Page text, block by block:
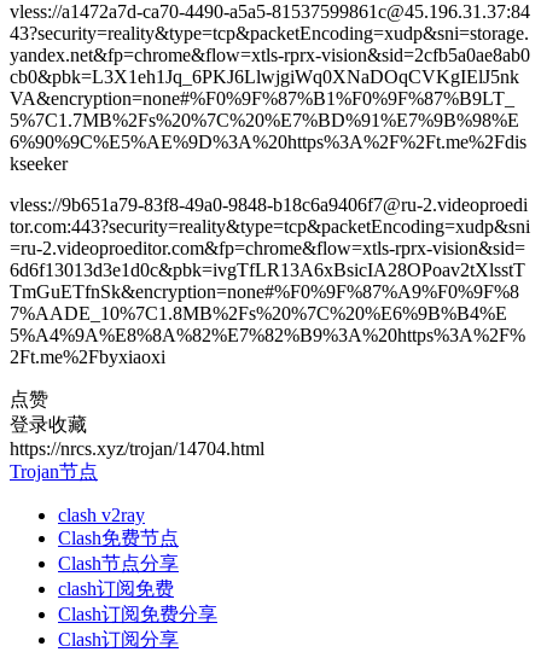
vless://a1472a7d-ca70-4490-a5a5-81537599861c@45.196.31.37:84
43?security=reality&type=tcp&packetEncoding=xudp&sni=storage.
yandex.net&fp=chrome&flow=xtls-rprx-vision&sid=2cfb5a0ae8ab0
cb0&pbk=L3X1eh1Jq_6PKJ6LlwjgiWq0XNaDOqCVKgIElJ5nk
VA&encryption=none#%F0%9F%87%B1%F0%9F%87%B9LT_
5%7C1.7MB%2Fs%20%7C%20%E7%BD%91%E7%9B%98%E
6%90%9C%E5%AE%9D%3A%20https%3A%2F%2Ft.me%2Fdis
kseeker
vless://9b651a79-83f8-49a0-9848-b18c6a9406f7@ru-2.videoproedi
tor.com:443?security=reality&type=tcp&packetEncoding=xudp&sni
=ru-2.videoproeditor.com&fp=chrome&flow=xtls-rprx-vision&sid=
6d6f13013d3e1d0c&pbk=ivgTfLR13A6xBsicIA28OPoav2tXlsstT
TmGuETfnSk&encryption=none#%F0%9F%87%A9%F0%9F%8
7%AADE_10%7C1.8MB%2Fs%20%7C%20%E6%9B%B4%E
5%A4%9A%E8%8A%82%E7%82%B9%3A%20https%3A%2F%
2Ft.me%2Fbyxiaoxi
点赞
登录收藏
https://nrcs.xyz/trojan/14704.html
Trojan节点
clash v2ray
Clash免费节点
Clash节点分享
clash订阅免费
Clash订阅免费分享
Clash订阅分享